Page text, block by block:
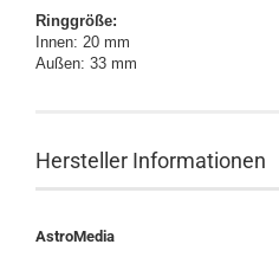
Ringgröße:
Innen: 20 mm
Außen: 33 mm
Hersteller Informationen
AstroMedia